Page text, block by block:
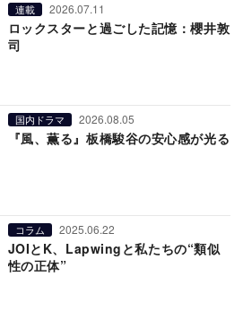
連載 2026.07.11
ロックスターと過ごした記憶：櫻井敦
司
国内ドラマ 2026.08.05
『風、薫る』板橋駿谷の安心感が光る
コラム 2025.06.22
JOIとK、Lapwingと私たちの“類似
性の正体”